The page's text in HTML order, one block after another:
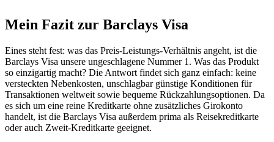
Mein Fazit zur Barclays Visa
Eines steht fest: was das Preis-Leistungs-Verhältnis angeht, ist die
Barclays Visa unsere ungeschlagene Nummer 1. Was das Produkt
so einzigartig macht? Die Antwort findet sich ganz einfach: keine
versteckten Nebenkosten, unschlagbar günstige Konditionen für
Transaktionen weltweit sowie bequeme Rückzahlungsoptionen. Da
es sich um eine reine Kreditkarte ohne zusätzliches Girokonto
handelt, ist die Barclays Visa außerdem prima als Reisekreditkarte
oder auch Zweit-Kreditkarte geeignet.